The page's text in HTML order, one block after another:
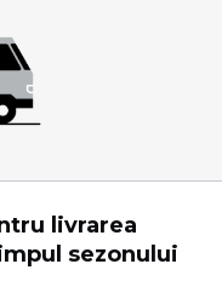
livrarea
sezonului